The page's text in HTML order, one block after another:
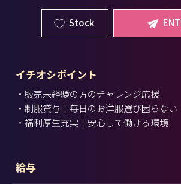
Stock
イチオシポイント
・販売未経験の方のチャレンジ応援
・制服貸与！毎日のお洋服選び困らない
・福利厚生充実！安心して働ける環境
給与